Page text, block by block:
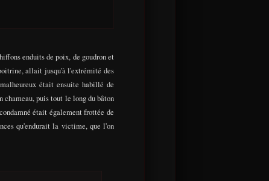
enduits de poix, de goudron et
allait jusqu'à l'extrémité des
était ensuite habillé de
chameau, puis tout le long du bâton
était également frottée de
qu'endurait la victime, que l'on